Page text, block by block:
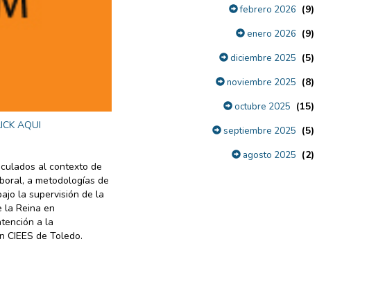
AQUI
al contexto de
a metodologías de
la supervisión de la
la Reina en
a la
de Toledo.
febrero 2026 (9)
enero 2026 (9)
diciembre 2025 (5)
noviembre 2025 (8)
octubre 2025 (15)
septiembre 2025 (5)
agosto 2025 (2)